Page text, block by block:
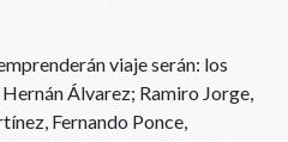
viaje serán: los
Álvarez; Ramiro Jorge,
Fernando Ponce,